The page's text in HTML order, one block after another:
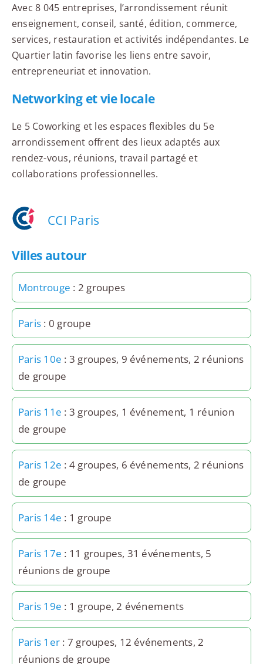
Avec 8 045 entreprises, l’arrondissement réunit
enseignement, conseil, santé, édition, commerce,
services, restauration et activités indépendantes. Le
Quartier latin favorise les liens entre savoir,
entrepreneuriat et innovation.
Networking et vie locale
Le 5 Coworking et les espaces flexibles du 5e
arrondissement offrent des lieux adaptés aux
rendez-vous, réunions, travail partagé et
collaborations professionnelles.
CCI Paris
Villes autour
Montrouge : 2 groupes
Paris : 0 groupe
Paris 10e : 3 groupes, 9 événements, 2 réunions
de groupe
Paris 11e : 3 groupes, 1 événement, 1 réunion
de groupe
Paris 12e : 4 groupes, 6 événements, 2 réunions
de groupe
Paris 14e : 1 groupe
Paris 17e : 11 groupes, 31 événements, 5
réunions de groupe
Paris 19e : 1 groupe, 2 événements
Paris 1er : 7 groupes, 12 événements, 2
réunions de groupe